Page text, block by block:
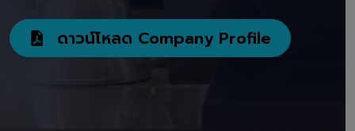
ดาวน์โหลด Company Profile